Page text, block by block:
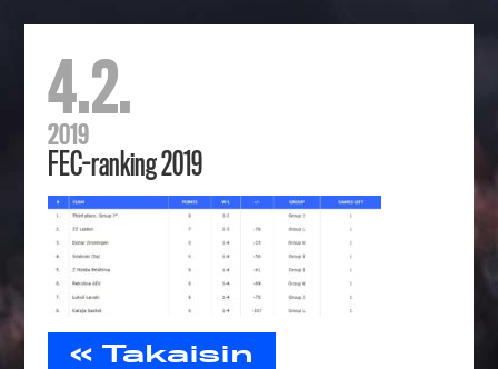
4.2.
2019
FEC-ranking 2019
« Takaisin